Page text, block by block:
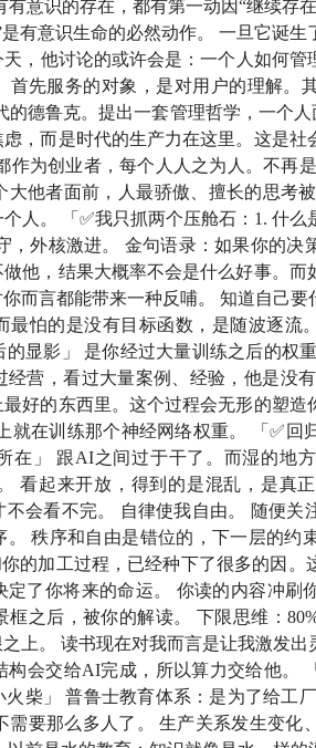
）：物理学中设想的终极统一公式
有方向又有大小的量，在 AI 中常指
出自《圣经·马太福音》，现代多指
经占优势的人进一步集中，AI 从而形
余；没有的，连他所有的也要夺过来
given, and he shall have abundance:
）：网络节点越多，网络整体价值增长
纪简史》（The World Is Flat: A
L. Friedman） 2005 年的著作，认
取
康精神分析概念，指个体之外的权威
有意识的存在，都有第一动因“继续存
是有意识生命的必然动作。 一旦它诞
，他讨论的或许会是：一个人如何管
首先服务的对象，是对用户的理解。
的德鲁克。提出一套管理哲学，一个
，而是时代的生产力在这里。这是社
作为创业者，每个人人之为人。不再
他者面前，人最骄傲、擅长的思考
人。 「✅我只抓两个压舱石：1. 什么
，外核激进。 金句语录：如果你的决
他，结果大概率不会是什么好事。而
而言都能带来一种反哺。 知道自己
怕的是没有目标函数，是随波逐流
显影」 是你经过大量训练之后的权
营，看过大量案例、经验，他是没
好的东西里。这个过程会无形的塑造
就在训练那个神经网络权重。 「✅回
在」 跟AI之间过于干了。而湿的地
看起来开放，得到的是混乱，是真
会看不完。 自律使我自由。 随便关
秩序和自由是错位的，下一层的约
你的加工过程，已经种下了很多的因
定了你将来的命运。 你读的内容冲刷
之后，被你的解读。 下限思维：
上。 读书现在对我而言是让我激发
会交给AI完成，所以算力交给他。
柴」 普鲁士教育体系：是为了给工
需要那么多人了。 生产关系发生变化